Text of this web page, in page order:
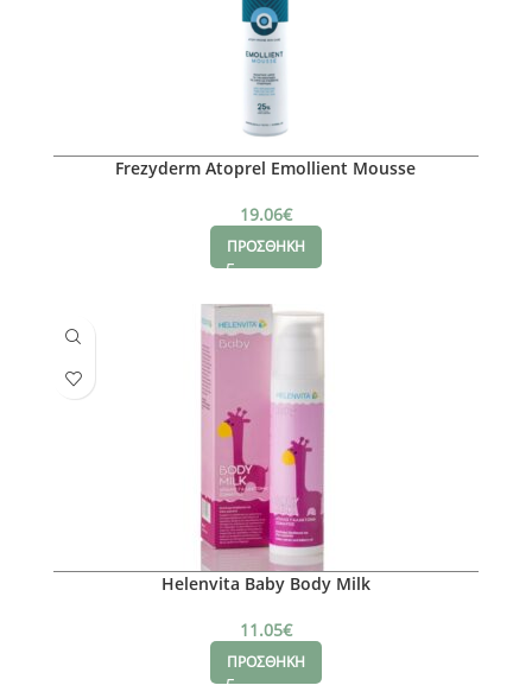
Frezyderm Atoprel Emollient Mousse
19.06€
ΠΡΟΣΘΗΚΗ
Helenvita Baby Body Milk
11.05€
ΠΡΟΣΘΗΚΗ